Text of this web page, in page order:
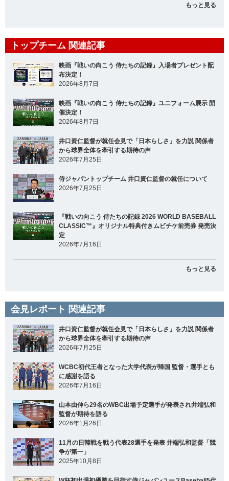
もっと見る
トップチーム 関連記事
映画『戦いの向こう 侍たちの記録』入場者プレゼント配
布決定！
2026年8月7日
映画『戦いの向こう 侍たちの記録』ユニフォーム展示 開
催決定！
2026年8月7日
井口資仁監督が就任会見で「日本らしさ」を力説 関係者
から球界全体を牽引する期待の声
2026年7月25日
侍ジャパントップチーム 井口資仁監督の就任について
2026年7月25日
『戦いの向こう 侍たちの記録 2026 WORLD BASEBALL
CLASSIC™』オリジナル特典付きムビチケ前売券 発売決
定
2026年7月16日
もっと見る
会見レポート 関連記事
井口資仁監督が就任会見で「日本らしさ」を力説 関係者
から球界全体を牽引する期待の声
2026年7月25日
WCBC初代王者となった大学代表が帰国 監督・選手とも
に感謝を語る
2026年7月16日
山本由伸ら29名のWBC出場予定選手が発表され井端弘和
監督が期待を語る
2026年1月26日
11月の日韓戦を戦う代表28選手を発表 井端弘和監督「競
争が第一」
2025年10月8日